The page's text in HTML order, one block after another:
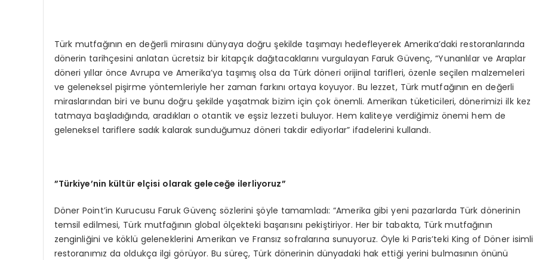
Türk mutfağının en değerli mirasını dünyaya doğru şekilde taşımayı hedefleyerek Amerika’daki restoranlarında
dönerin tarihçesini anlatan ücretsiz bir kitapçık dağıtacaklarını vurgulayan Faruk Güvenç, “Yunanlılar ve Araplar
döneri yıllar önce Avrupa ve Amerika’ya taşımış olsa da Türk döneri orijinal tarifleri, özenle seçilen malzemeleri
ve geleneksel pişirme yöntemleriyle her zaman farkını ortaya koyuyor. Bu lezzet, Türk mutfağının en değerli
miraslarından biri ve bunu doğru şekilde yaşatmak bizim için çok önemli. Amerikan tüketicileri, dönerimizi ilk kez
tatmaya başladığında, aradıkları o otantik ve eşsiz lezzeti buluyor. Hem kaliteye verdiğimiz önemi hem de
geleneksel tariflere sadık kalarak sunduğumuz döneri takdir ediyorlar” ifadelerini kullandı.
”Türkiye’nin kültür elçisi olarak geleceğe ilerliyoruz”
Döner Point’in Kurucusu Faruk Güvenç sözlerini şöyle tamamladı: “Amerika gibi yeni pazarlarda Türk dönerinin
temsil edilmesi, Türk mutfağının global ölçekteki başarısını pekiştiriyor. Her bir tabakta, Türk mutfağının
zenginliğini ve köklü geleneklerini Amerikan ve Fransız sofralarına sunuyoruz. Öyle ki Paris’teki King of Döner isimli
restoranımız da oldukça ilgi görüyor. Bu süreç, Türk dönerinin dünyadaki hak ettiği yerini bulmasının önünü